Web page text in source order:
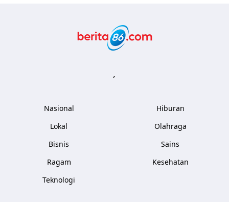
,
Nasional
Lokal
Bisnis
Ragam
Teknologi
Hiburan
Olahraga
Sains
Kesehatan